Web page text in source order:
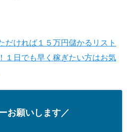
だければ１５万円儲かるリスト
１日でも早く稼ぎたい方はお気
お願いします／